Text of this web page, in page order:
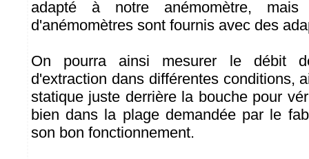
adapté à notre anémomètre, mais
d'anémomètres sont fournis avec des
On pourra ainsi mesurer le débit
d'extraction dans différentes conditions,
statique juste derrière la bouche pour
bien dans la plage demandée par le
son bon fonctionnement.